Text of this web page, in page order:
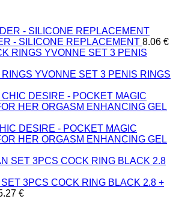
- SILICONE REPLACEMENT 8.06 €
YVONNE SET 3 PENIS RINGS
DESIRE - POCKET MAGIC
HER ORGASM ENHANCING GEL
3PCS COCK RING BLACK 2.8 +
€